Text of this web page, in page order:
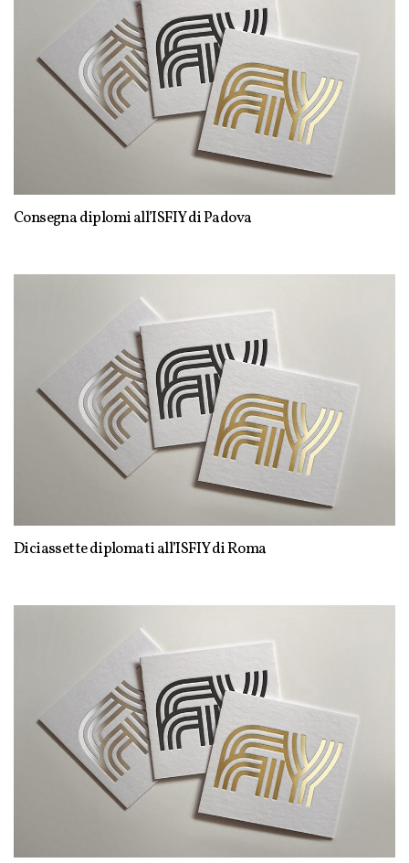
Consegna diplomi all’ISFIY di Padova
Diciassette diplomati all’ISFIY di Roma